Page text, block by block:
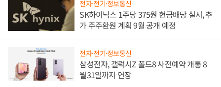
전자·전기·정보통신
SK하이닉스 1주당 375원 현금배당 실시, 추
가 주주환원 계획 9월 공개 예정
전자·전기·정보통신
삼성전자, 갤럭시Z 폴드8 사전예약 개통 8
월31일까지 연장